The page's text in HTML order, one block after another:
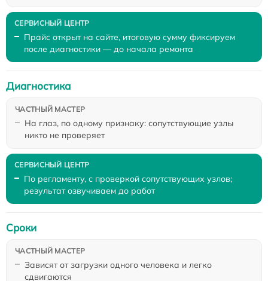
Прайс открыт на сайте, итоговую сумму фиксируем
после диагностики — до начала ремонта
На глаз, по одному признаку: сопутствующие узлы
никто не проверяет
Диагностика
По регламенту, с проверкой сопутствующих узлов;
результат озвучиваем до работ
Зависят от загрузки одного человека и легко
сдвигаются
Сроки